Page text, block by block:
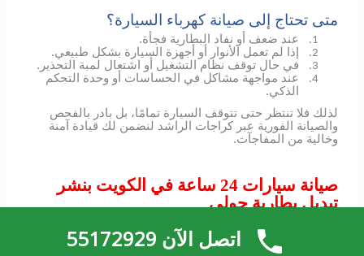
متى تحتاج إلى صيانة كهرباء السيارة؟
1. عند ضعف أو نفاد البطارية فجأة.
2. إذا لم تعمل الأنوار أو أجهزة السيارة بشكل طبيعي.
3. في حال توقف نظام التشغيل أو اشتعال لمبة التحذير.
4.
عند مواجهة مشاكل في الحساسات أو وحدة التحكم
الذكي.
لذلك فلا تنتظر حتى تتوقف السيارة تمامًا، بل بادر بالفحص
والصيانة الفورية عبر كراجات الراشد لنضمن لك قيادة آمنة
وخالية من المفاجآت.
صيانة سيارات 24 ساعة في الكويت بنشر
تبديل بطارية حولي
لأن الأعطال لا تتوقف ولا يمكن توقعها
في عالمنا اليوم، حيث تعتمد حياتنا على التنقل المستمر، قد
اتصل الآن 55172929